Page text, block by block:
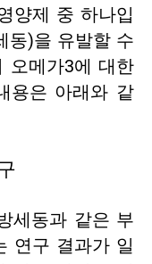
양제 중 하나입
동)을 유발할 수
오메가3에 대한
용은 아래와 같
세동과 같은 부
연구 결과가 일